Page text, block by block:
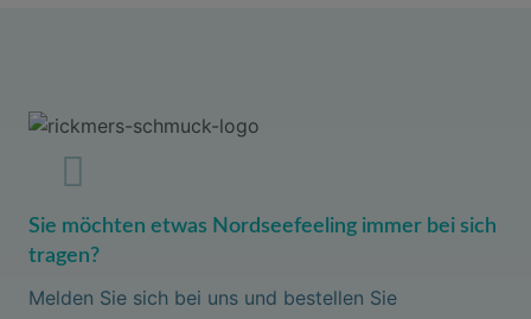
Sie möchten etwas Nordseefeeling immer bei sich
tragen?
Melden Sie sich bei uns und bestellen Sie